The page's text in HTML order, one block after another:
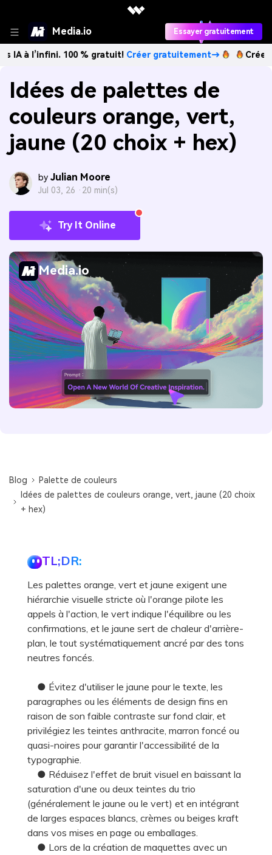
Media.io Essayer gratuitement
100 % gratuit!Créer gratuitement→ Créez des
Idées de palettes de
couleurs orange, vert,
jaune (20 choix + hex)
by Julian Moore
Jul 03, 26 · 20 min(s)
Try It Online
Media.io
Blog
Palette de couleurs
Idées de palettes de couleurs orange, vert, jaune (20 choix
+ hex)
TL;DR:
Les palettes orange, vert et jaune exigent une
hiérarchie visuelle stricte où l'orange pilote les
appels à l'action, le vert indique l'équilibre ou les
confirmations, et le jaune sert de chaleur d'arrière-
plan, le tout systématiquement ancré par des tons
neutres foncés.
● Évitez d'utiliser le jaune pour le texte, les
paragraphes ou les éléments de design fins en
raison de son faible contraste sur fond clair, et
privilégiez les teintes anthracite, marron foncé ou
quasi-noires pour garantir l'accessibilité de la
typographie.
● Réduisez l'effet de bruit visuel en baissant la
saturation d'une ou deux teintes du trio
(généralement le jaune ou le vert) et en intégrant
de larges espaces blancs, crèmes ou beiges kraft
dans vos mises en page ou emballages.
● Lors de la création de maquettes avec un